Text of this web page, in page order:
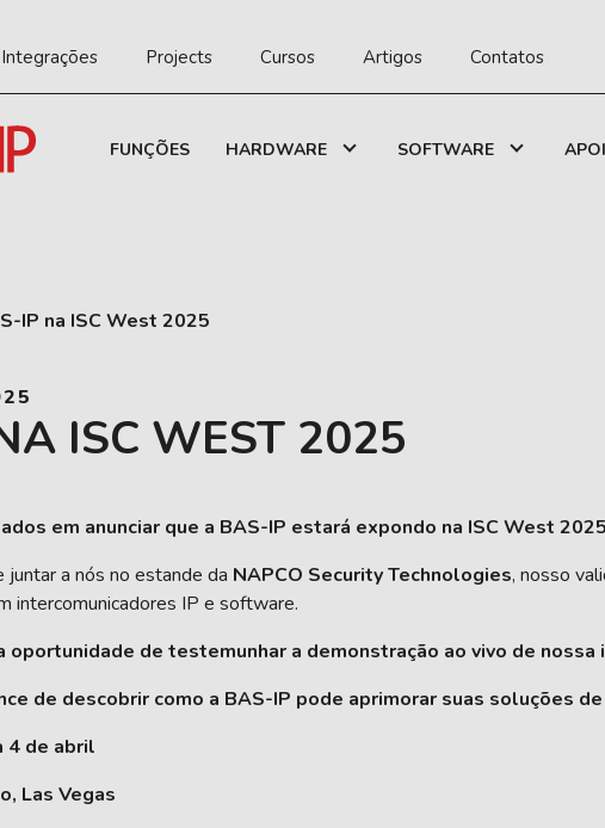
Integrações Projects Cursos Artigos Contatos
FUNÇÕES HARDWARE SOFTWARE
IP na ISC West 2025
ISC WEST 2025
em anunciar que a BAS-IP estará expondo na ISC West
juntar a nós no estande da NAPCO Security Technologies, nosso
intercomunicadores IP e software.
oportunidade de testemunhar a demonstração ao vivo de nossa
de descobrir como a BAS-IP pode aprimorar suas soluções
4 de abril
Las Vegas